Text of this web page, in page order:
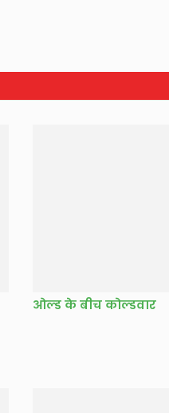
ओल्ड के बीच कोल्डवार